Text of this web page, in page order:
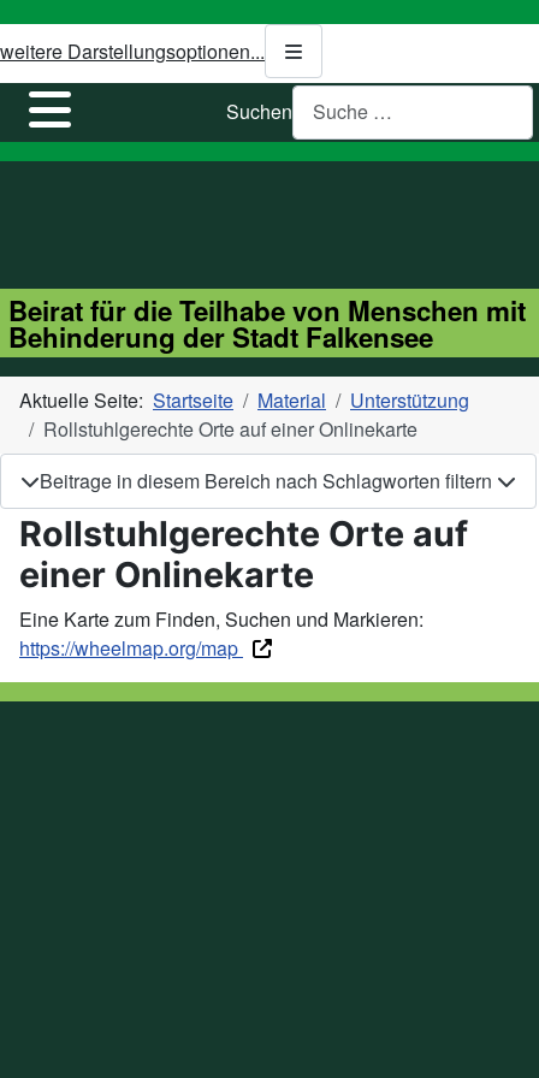
weitere Darstellungsoptionen...
Suchen
Beirat für die Teilhabe von Menschen mit
Behinderung der Stadt Falkensee
Aktuelle Seite: Startseite Material
Unterstützung
Rollstuhlgerechte Orte auf einer Onlinekarte
Beitrage in diesem Bereich nach Schlagworten filtern
Rollstuhlgerechte Orte auf
einer Onlinekarte
Eine Karte zum Finden, Suchen und Markieren:
https://wheelmap.org/map